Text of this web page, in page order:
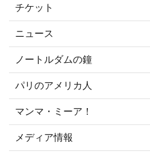
チケット
ニュース
ノートルダムの鐘
パリのアメリカ人
マンマ・ミーア！
メディア情報